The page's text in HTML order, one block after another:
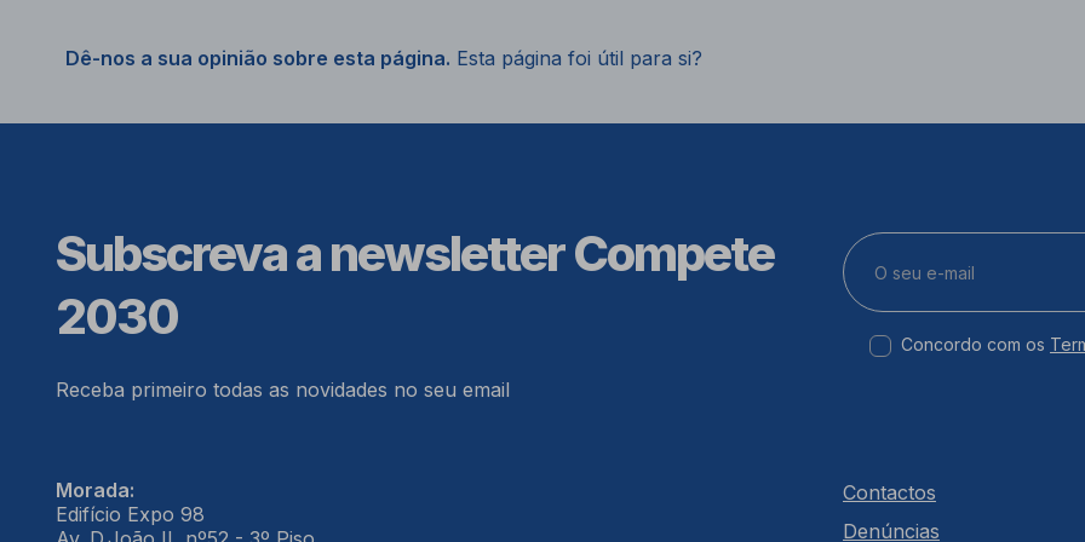
Dê-nos a sua opinião sobre esta página. Esta página foi útil para si?
Subscreva a newsletter Compete
2030
Receba primeiro todas as novidades no seu email
Concordo com os
Morada:
Edifício Expo 98
Contactos
Denúncias